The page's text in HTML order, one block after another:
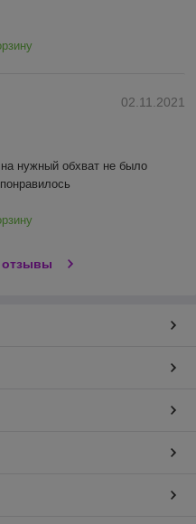
02.11.2021
нужный обхват не было
отзывы